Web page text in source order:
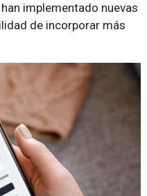
implementado nuevas
de incorporar más